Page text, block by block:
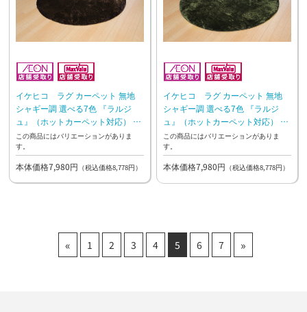
イケヒコ ラグ カーペット 無地
シャギー調 選べる7色 『ラルジ
ュ』（ホットカーペット対応） ブ
ラウン【10日~2週間後のお渡し】
この商品にはバリエーションがありま
す。
本体価格7,980円 （税込価格8,778円）
イケヒコ ラグ カーペット 無地
シャギー調 選べる7色 『ラルジ
ュ』（ホットカーペット対応） グ
リーン【10日~2週間後のお渡し】
この商品にはバリエーションがありま
す。
本体価格7,980円 （税込価格8,778円）
« 1 2 3 4 5 6 7 »